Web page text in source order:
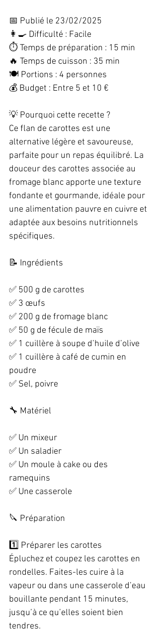
📅 Publié le 23/02/2025
👩‍🍳 Difficulté : Facile
⏱️ Temps de préparation : 15 min
🔥 Temps de cuisson : 35 min
🍽️ Portions : 4 personnes
💰 Budget : Entre 5 et 10 €
💡 Pourquoi cette recette ?
Ce flan de carottes est une
alternative légère et savoureuse,
parfaite pour un repas équilibré. La
douceur des carottes associée au
fromage blanc apporte une texture
fondante et gourmande, idéale pour
une alimentation pauvre en cuivre et
adaptée aux besoins nutritionnels
spécifiques.
📝 Ingrédients
✅ 500 g de carottes
✅ 3 œufs
✅ 200 g de fromage blanc
✅ 50 g de fécule de maïs
✅ 1 cuillère à soupe d’huile d’olive
✅ 1 cuillère à café de cumin en
poudre
✅ Sel, poivre
🔧 Matériel
✅ Un mixeur
✅ Un saladier
✅ Un moule à cake ou des
ramequins
✅ Une casserole
🔪 Préparation
1️⃣ Préparer les carottes
Épluchez et coupez les carottes en
rondelles. Faites-les cuire à la
vapeur ou dans une casserole d’eau
bouillante pendant 15 minutes,
jusqu’à ce qu’elles soient bien
tendres.